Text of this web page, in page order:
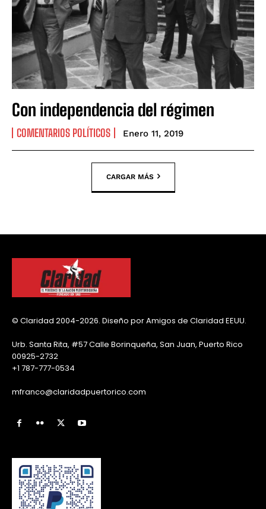
Con independencia del régimen
COMENTARIOS POLÍTICOS Enero 11, 2019
CARGAR MÁS
© Claridad 2004-2026. Diseño por Amigos de Claridad EEUU.
Urb. Santa Rita, #57 Calle Borinqueña, San Juan, Puerto Rico
00925-2732
+1 787-777-0534
mfranco@claridadpuertorico.com